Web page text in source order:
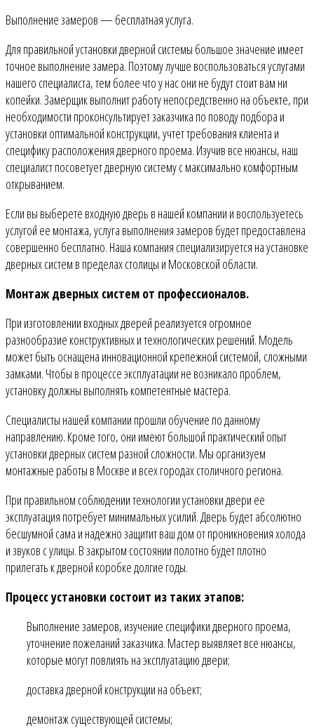
Выполнение замеров — бесплатная услуга.
Для правильной установки дверной системы большое значение имеет
точное выполнение замера. Поэтому лучше воспользоваться услугами
нашего специалиста, тем более что у нас они не будут стоит вам ни
копейки. Замерщик выполнит работу непосредственно на объекте, при
необходимости проконсультирует заказчика по поводу подбора и
установки оптимальной конструкции, учтет требования клиента и
специфику расположения дверного проема. Изучив все нюансы, наш
специалист посоветует дверную систему с максимально комфортным
открыванием.
Если вы выберете входную дверь в нашей компании и воспользуетесь
услугой ее монтажа, услуга выполнения замеров будет предоставлена
совершенно бесплатно. Наша компания специализируется на установке
дверных систем в пределах столицы и Московской области.
Монтаж дверных систем от профессионалов.
При изготовлении входных дверей реализуется огромное
разнообразие конструктивных и технологических решений. Модель
может быть оснащена инновационной крепежной системой, сложными
замками. Чтобы в процессе эксплуатации не возникало проблем,
установку должны выполнять компетентные мастера.
Специалисты нашей компании прошли обучение по данному
направлению. Кроме того, они имеют большой практический опыт
установки дверных систем разной сложности. Мы организуем
монтажные работы в Москве и всех городах столичного региона.
При правильном соблюдении технологии установки двери ее
эксплуатация потребует минимальных усилий. Дверь будет абсолютно
бесшумной сама и надежно защитит ваш дом от проникновения холода
и звуков с улицы. В закрытом состоянии полотно будет плотно
прилегать к дверной коробке долгие годы.
Процесс установки состоит из таких этапов:
Выполнение замеров, изучение специфики дверного проема,
уточнение пожеланий заказчика. Мастер выявляет все нюансы,
которые могут повлиять на эксплуатацию двери;
доставка дверной конструкции на объект;
демонтаж существующей системы;